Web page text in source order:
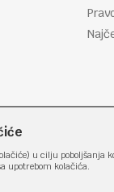
u cilju poboljšanja
upotrebom kolačića.